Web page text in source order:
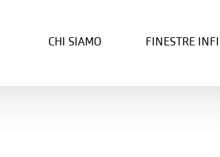
CHI SIAMO FINESTRE